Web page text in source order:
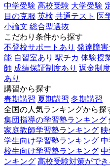
中学受験 高校受験 大学受験
目の克服 英検 共通テスト 医
小論文 総合型選抜
こだわり条件から探す
不登校サポートあり 発達障害
能 自習室あり 駅チカ 体験授
師 成績保証制度あり 返金制
あり
講習から探す
春期講習 夏期講習 冬期講習
全国の人気ランキングから探
集団指導の学習塾ランキング
家庭教師学習塾ランキング
学生向け学習塾ランキング 中
校生向け学習塾ランキング 中
ンキング 高校受験対策がで